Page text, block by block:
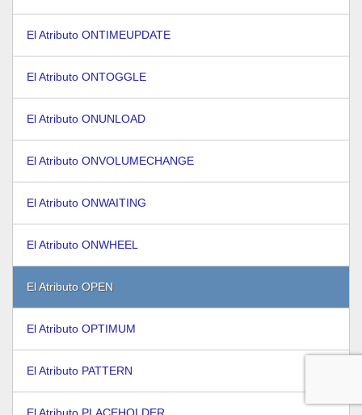
El Atributo ONTIMEUPDATE
El Atributo ONTOGGLE
El Atributo ONUNLOAD
El Atributo ONVOLUMECHANGE
El Atributo ONWAITING
El Atributo ONWHEEL
El Atributo OPEN
El Atributo OPTIMUM
El Atributo PATTERN